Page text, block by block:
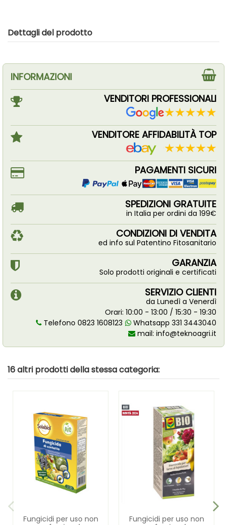
Dettagli del prodotto
INFORMAZIONI
VENDITORI PROFESSIONALI
VENDITORE AFFIDABILITÀ TOP
PAGAMENTI SICURI
SPEDIZIONI GRATUITE
in Italia per ordini da 199€
CONDIZIONI DI VENDITA
ed info sul Patentino Fitosanitario
GARANZIA
Solo prodotti originali e certificati
SERVIZIO CLIENTI
da Lunedì a Venerdì
Orari: 10:00 - 13:00 / 15:30 - 19:30
Telefono 0823 1608123
Whatsapp 331 3443040
mail: info@teknoagri.it
16 altri prodotti della stessa categoria:
Fungicidi per uso non
Fungicidi per uso non